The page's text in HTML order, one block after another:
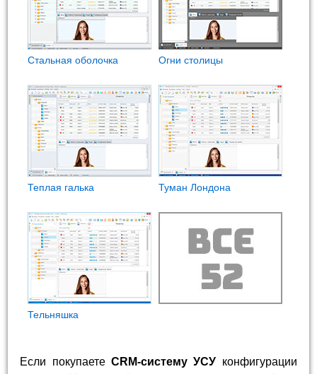
Стальная оболочка Огни столицы
Теплая галька Туман Лондона
Тельняшка
Если покупаете CRM-систему УСУ конфигурации